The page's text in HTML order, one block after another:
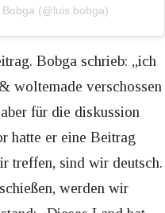
(@luis.bobga)
Bobga schrieb: „ich
woltemade verschossen
für die diskussion
hatte er eine Beitrag
treffen, sind wir deutsch.
werden wir